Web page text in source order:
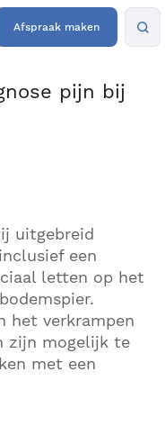
Afspraak maken
pijn bij
uitgebreid
een
letten op het
het verkrampen
zijn mogelijk te
met een